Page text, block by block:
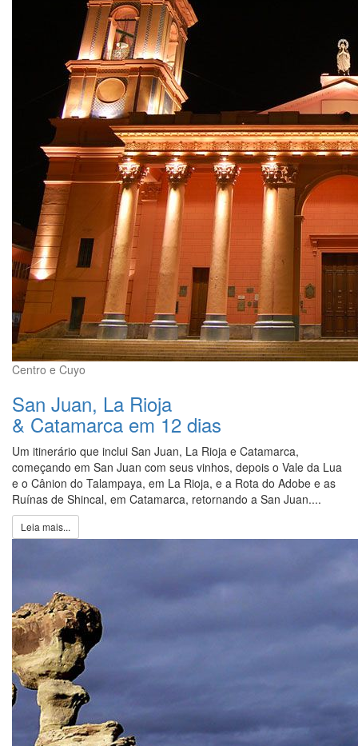
Centro e Cuyo
San Juan, La Rioja
& Catamarca em 12 dias
Um itinerário que inclui San Juan, La Rioja e Catamarca,
começando em San Juan com seus vinhos, depois o Vale da Lua
e o Cânion do Talampaya, em La Rioja, e a Rota do Adobe e as
Ruínas de Shincal, em Catamarca, retornando a San Juan....
Leia mais...